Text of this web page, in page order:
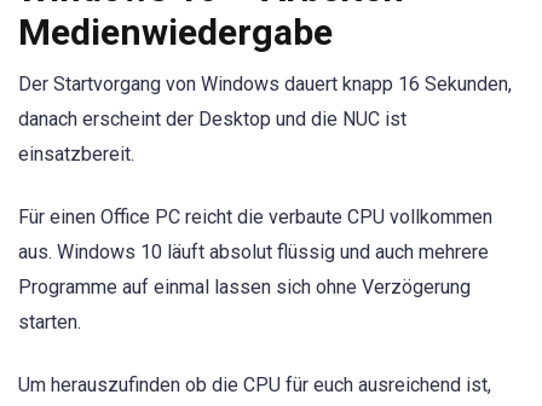
Medienwiedergabe
Der Startvorgang von Windows dauert knapp 16 Sekunden,
danach erscheint der Desktop und die NUC ist
einsatzbereit.
Für einen Office PC reicht die verbaute CPU vollkommen
aus. Windows 10 läuft absolut flüssig und auch mehrere
Programme auf einmal lassen sich ohne Verzögerung
starten.
Um herauszufinden ob die CPU für euch ausreichend ist,